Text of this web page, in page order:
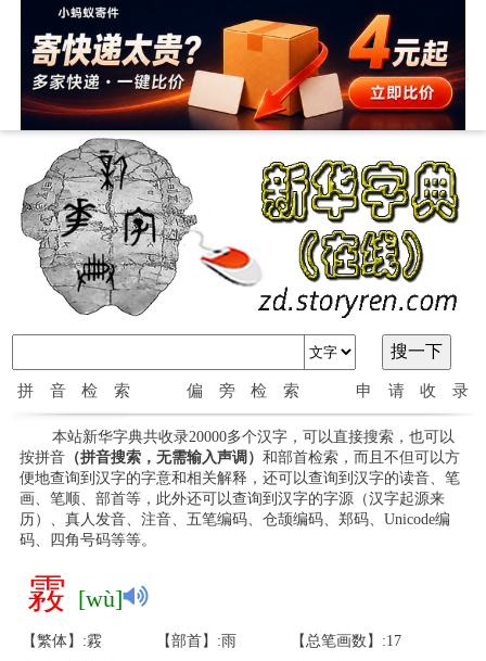
拼音检索 偏旁检索 申请收录
本站新华字典共收录20000多个汉字，可以直接搜索，也可以
按拼音（拼音搜索，无需输入声调） 和部首检索，而且不但可以方
便地查询到汉字的字意和相关解释，还可以查询到汉字的读音、笔
画、笔顺、部首等，此外还可以查询到汉字的字源（汉字起源来
历）、真人发音、注音、五笔编码、仓颉编码、郑码、Unicode编
码、四角号码等等。
霚 [wù]
【繁体】:霚 【部首】:雨 【总笔画数】:17